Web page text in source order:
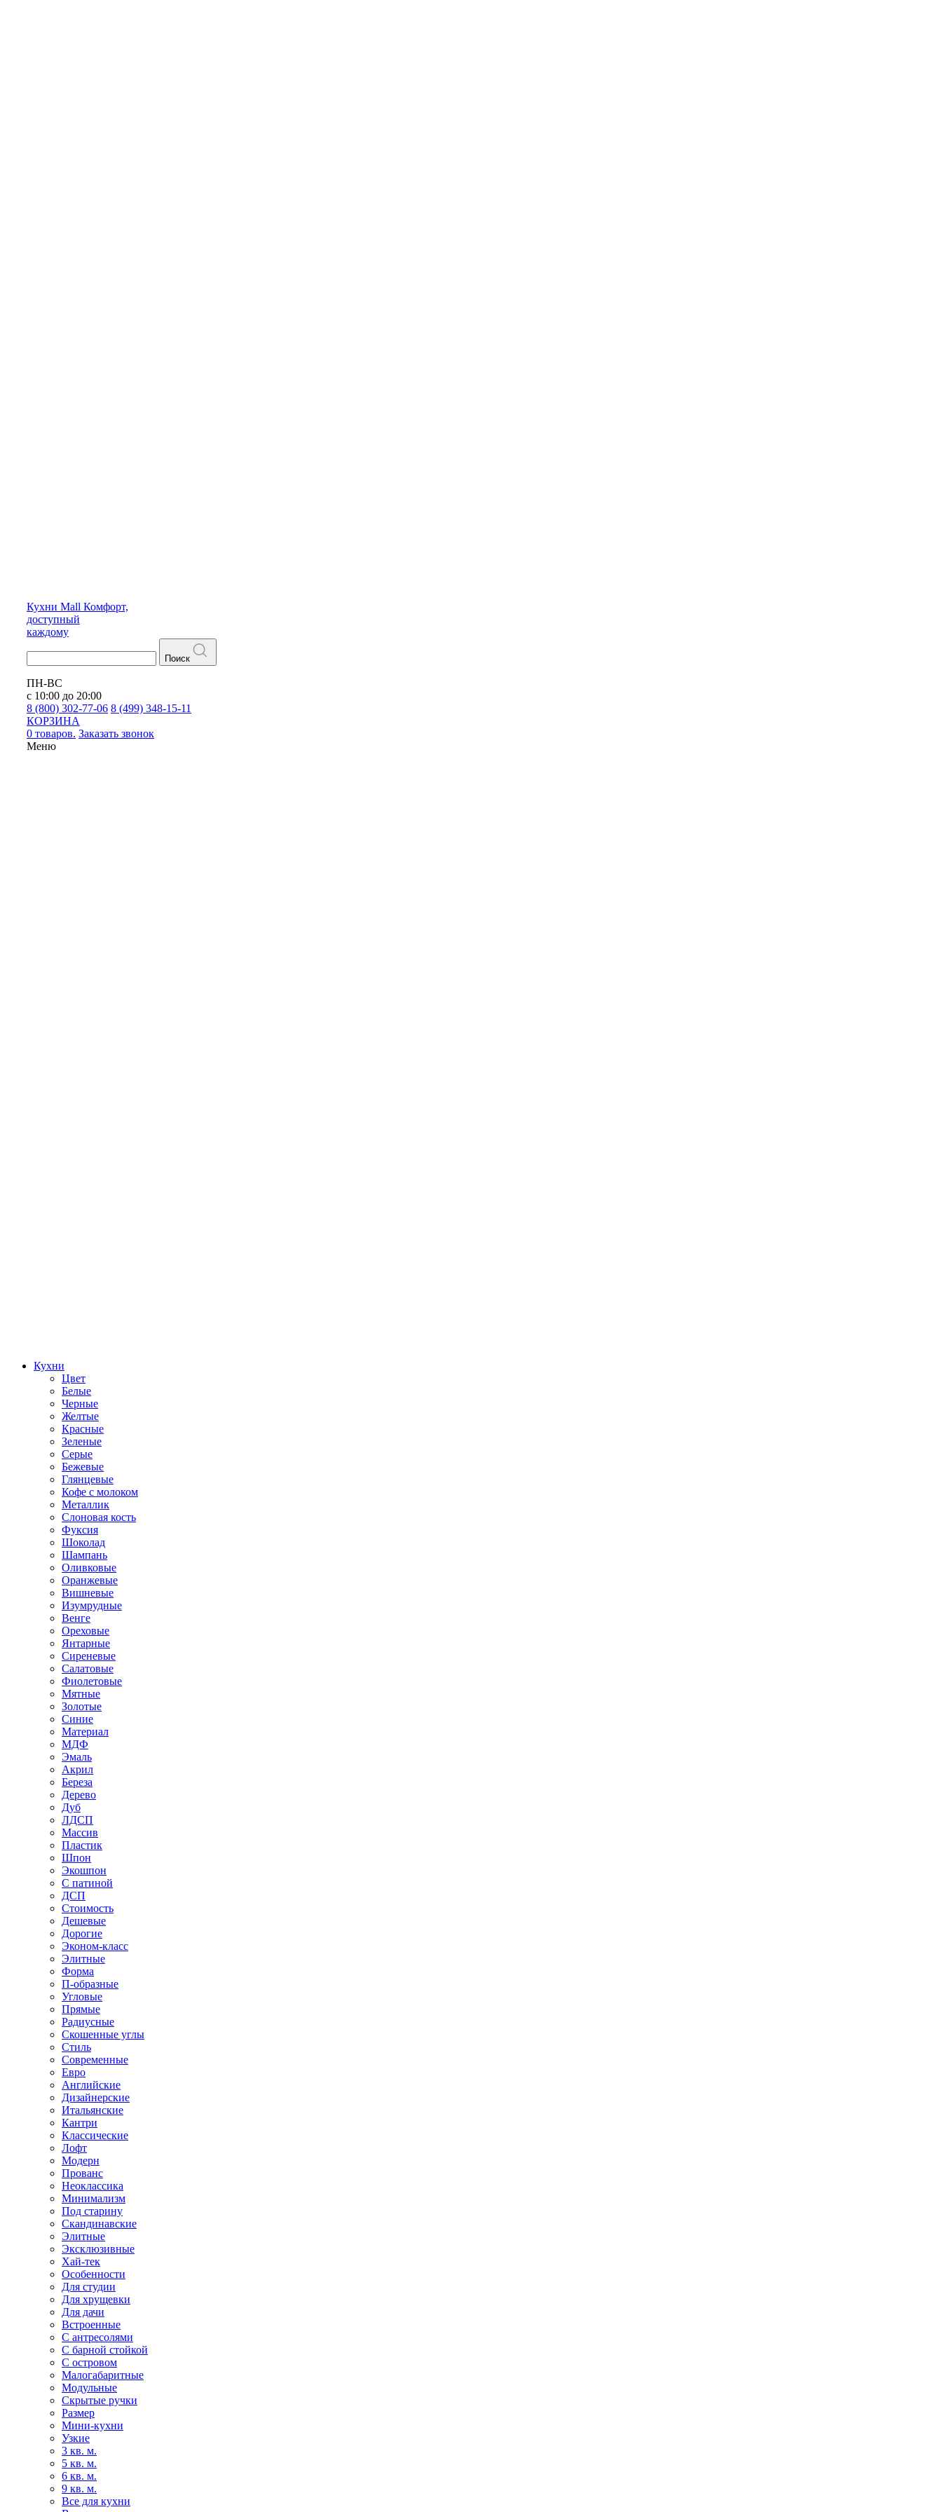
Кухни Mall Комфорт,
доступный
каждому
Поиск
ПН-ВС
с 10:00 до 20:00
8 (800) 302-77-06 8 (499) 348-15-11
КОРЗИНА
0 товаров. Заказать звонок
Меню
Кухни
Цвет
Белые
Черные
Желтые
Красные
Зеленые
Серые
Бежевые
Глянцевые
Кофе с молоком
Металлик
Слоновая кость
Фуксия
Шоколад
Шампань
Оливковые
Оранжевые
Вишневые
Изумрудные
Венге
Ореховые
Янтарные
Сиреневые
Салатовые
Фиолетовые
Мятные
Золотые
Синие
Материал
МДФ
Эмаль
Акрил
Береза
Дерево
Дуб
ЛДСП
Массив
Пластик
Шпон
Экошпон
С патиной
ДСП
Стоимость
Дешевые
Дорогие
Эконом-класс
Элитные
Форма
П-образные
Угловые
Прямые
Радиусные
Скошенные углы
Стиль
Современные
Евро
Английские
Дизайнерские
Итальянские
Кантри
Классические
Лофт
Модерн
Прованс
Неоклассика
Минимализм
Под старину
Скандинавские
Элитные
Эксклюзивные
Хай-тек
Особенности
Для студии
Для хрущевки
Для дачи
Встроенные
С антресолями
С барной стойкой
С островом
Малогабаритные
Модульные
Скрытые ручки
Размер
Мини-кухни
Узкие
3 кв. м.
5 кв. м.
6 кв. м.
9 кв. м.
Все для кухни